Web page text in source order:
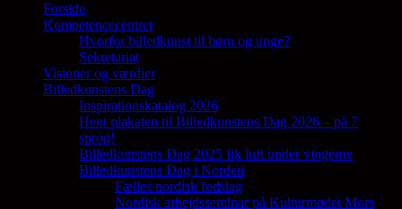
Samler en lang række aktører på tværs af
den billedkunstneriske fødekæde
Forside
Kompetencecentret
Hvorfor billedkunst til børn og unge?
Sekretariat
Visioner og værdier
Billedkunstens Dag
Inspirationskatalog 2026
Hent plakaten til Billedkunstens Dag 2026 – på 7
sprog!
Billedkunstens Dag 2025 fik luft under vingerne
Billedkunstens Dag i Norden
Fælles nordisk fodslag
Nordisk arbejdsseminar på Kulturmødet Mors